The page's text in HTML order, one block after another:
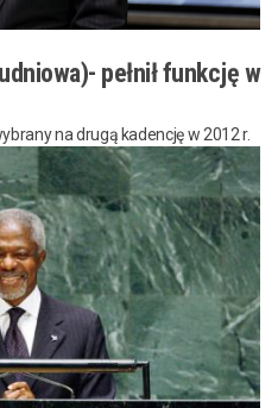
pełnił funkcję w
na drugą kadencję w 2012 r.